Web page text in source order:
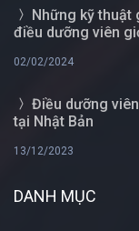
Những kỹ thuật
điều dưỡng viên
02/02/2024
Điều dưỡng
tại Nhật Bản
13/12/2023
DANH MỤC